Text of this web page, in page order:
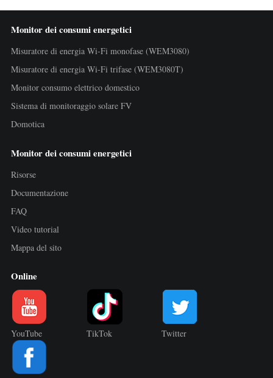
Monitor dei consumi energetici
Misuratore di energia Wi-Fi monofase (WEM3080)
Misuratore di energia Wi-Fi trifase (WEM3080T)
Monitor consumo elettrico domestico
Sistema di monitoraggio solare FV
Domotica
Monitor dei consumi energetici
Risorse
Documentazione
FAQ
Video tutorial
Mappa del sito
Online
YouTube TikTok Twitter